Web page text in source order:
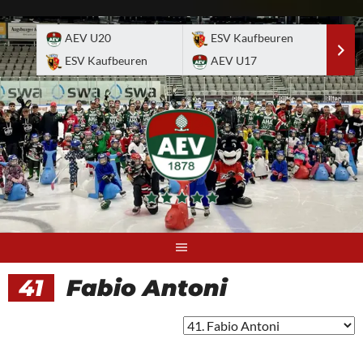
to
content
AEV U20
ESV Kaufbeuren
ESV Kaufbeuren
AEV U17
41 Fabio Antoni